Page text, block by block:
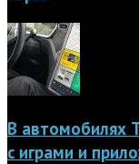
В автомобилях
с играми и